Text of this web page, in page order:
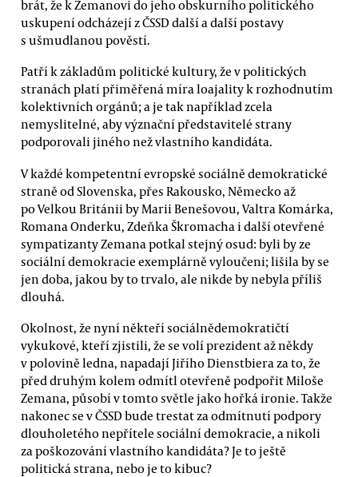
brát, že k Zemanovi do jeho obskurního politického
uskupení odcházejí z ČSSD další a další postavy
s ušmudlanou pověstí.
Patří k základům politické kultury, že v politických
stranách platí přiměřená míra loajality k rozhodnutím
kolektivních orgánů; a je tak například zcela
nemyslitelné, aby význační představitelé strany
podporovali jiného než vlastního kandidáta.
V každé kompetentní evropské sociálně demokratické
straně od Slovenska, přes Rakousko, Německo až
po Velkou Británii by Marii Benešovou, Valtra Komárka,
Romana Onderku, Zdeňka Škromacha i další otevřené
sympatizanty Zemana potkal stejný osud: byli by ze
sociální demokracie exemplárně vyloučeni; lišila by se
jen doba, jakou by to trvalo, ale nikde by nebyla příliš
dlouhá.
Okolnost, že nyní někteří sociálnědemokratičtí
vykukové, kteří zjistili, že se volí prezident až někdy
v polovině ledna, napadají Jiřího Dienstbiera za to, že
před druhým kolem odmítl otevřeně podpořit Miloše
Zemana, působí v tomto světle jako hořká ironie. Takže
nakonec se v ČSSD bude trestat za odmítnutí podpory
dlouholetého nepřítele sociální demokracie, a nikoli
za poškozování vlastního kandidáta? Je to ještě
politická strana, nebo je to kibuc?